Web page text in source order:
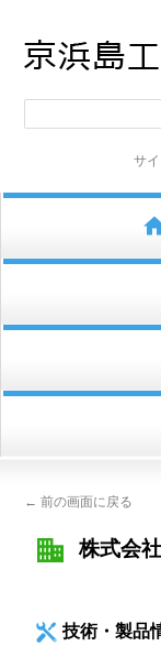
サ
← 前の画面に戻る
株式会
技術・製品